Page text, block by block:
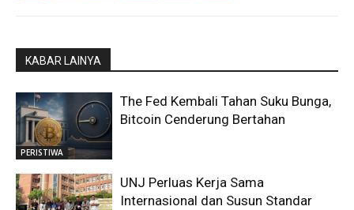
KABAR LAINYA
PERISTIWA
The Fed Kembali Tahan Suku Bunga,
Bitcoin Cenderung Bertahan
UNJ Perluas Kerja Sama
Internasional dan Susun Standar